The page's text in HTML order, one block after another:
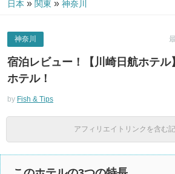
日本 » 関東 » 神奈川
神奈川
宿泊レビュー！【川崎日航ホテル
ホテル！
by Fish & Tips
アフィリエイトリンクを含む